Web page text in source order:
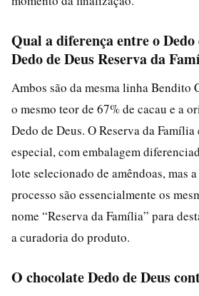
Qual a diferença entre o Dedo
Dedo de Deus Reserva da
Ambos são da mesma linha Bendito
o mesmo teor de 67% de cacau e a
Dedo de Deus. O Reserva da Família
especial, com embalagem
lote selecionado de amêndoas, mas
processo são essencialmente os
nome “Reserva da Família” para
a curadoria do produto.
O chocolate Dedo de Deus